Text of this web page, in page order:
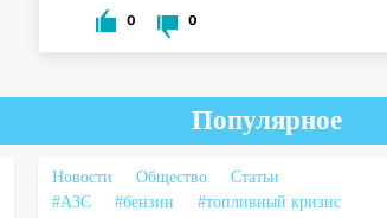
0 0
Популярное
Новости Общество
Статьи
#АЗС
#бензин #топливный кризис